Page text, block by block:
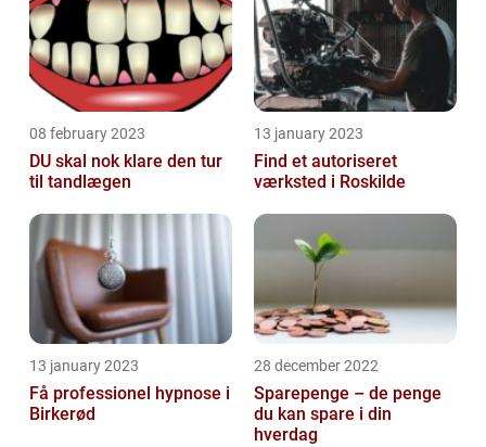
08 february 2023
DU skal nok klare den tur
til tandlægen
13 january 2023
Find et autoriseret
værksted i Roskilde
13 january 2023
Få professionel hypnose i
Birkerød
28 december 2022
Sparepenge – de penge
du kan spare i din
hverdag